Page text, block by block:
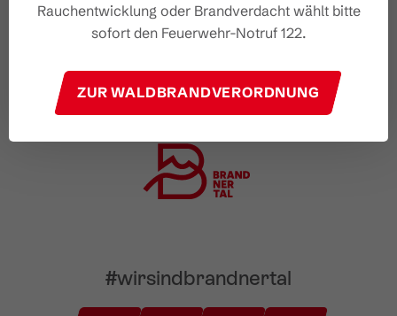
#wirsindbrandnertal
Rauchentwicklung oder Brandverdacht wählt bitte
sofort den Feuerwehr-Notruf 122.
ZUR WALDBRANDVERORDNUNG